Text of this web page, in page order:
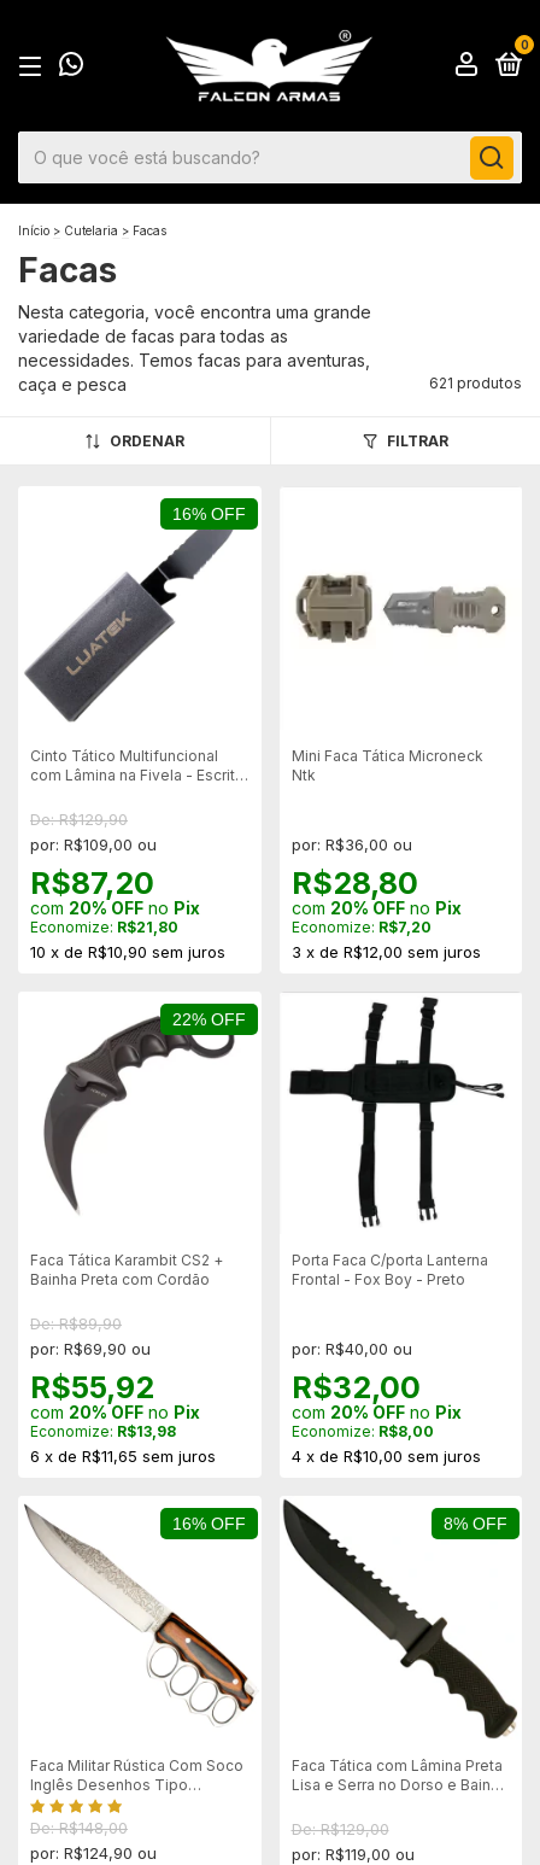
0
Início > Cutelaria > Facas
Facas
Nesta categoria, você encontra uma grande
variedade de facas para todas as
necessidades. Temos facas para aventuras,
caça e pesca
621 produtos
ORDENAR FILTRAR
16% OFF
Cinto Tático Multifuncional
com Lâmina na Fivela - Escrita
De: R$129,90
por: R$109,00 ou
R$87,20
com 20% OFF no Pix
Economize: R$21,80
10 x de R$10,90 sem juros
Mini Faca Tática Microneck
Ntk
por: R$36,00 ou
R$28,80
com 20% OFFno Pix
Economize: R$7,20
3 x de R$12,00 sem juros
22% OFF
Faca Tática Karambit CS2 +
Bainha Preta com Cordão
De: R$89,90
por: R$69,90 ou
R$55,92
com 20% OFF no Pix
Economize: R$13,98
6 x de R$11,65 sem juros
Porta Faca C/porta Lanterna
Frontal - Fox Boy - Preto
por: R$40,00 ou
R$32,00
com 20% OFFno Pix
Economize: R$8,00
4 x de R$10,00 sem juros
16% OFF
Faca Militar Rústica Com Soco
Inglês Desenhos Tipo
Damasco
De: R$148,00
por: R$124,90 ou
8% OFF
Faca Tática com Lâmina Preta
Lisa e Serra no Dorso e Bainha
De: R$129,00
por: R$119,00 ou